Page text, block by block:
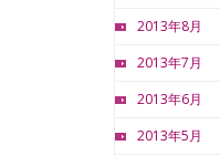
2013年8月
2013年7月
2013年6月
2013年5月